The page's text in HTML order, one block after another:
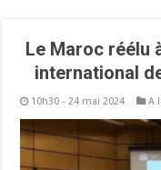
Le Maroc réélu
international
10h30 - 24 mai 2024 A